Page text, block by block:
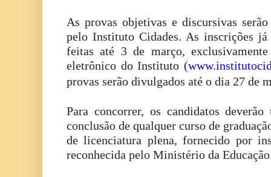
As provas objetivas e discursivas
pelo Instituto Cidades. As inscrições já
feitas até 3 de março,
eletrônico do Instituto
provas serão divulgados até o dia 27 de
Para concorrer, os candidatos
conclusão de qualquer curso de
de licenciatura plena, fornecido por
reconhecida pelo Ministério da